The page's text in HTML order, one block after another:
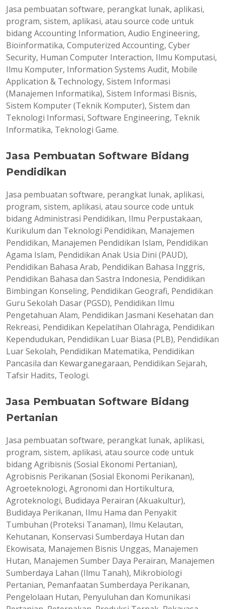
Jasa pembuatan software, perangkat lunak, aplikasi,
program, sistem, aplikasi, atau source code untuk
bidang Accounting Information, Audio Engineering,
Bioinformatika, Computerized Accounting, Cyber
Security, Human Computer Interaction, Ilmu Komputasi,
Ilmu Komputer, Information Systems Audit, Mobile
Application & Technology, Sistem Informasi
(Manajemen Informatika), Sistem Informasi Bisnis,
Sistem Komputer (Teknik Komputer), Sistem dan
Teknologi Informasi, Software Engineering, Teknik
Informatika, Teknologi Game.
Jasa Pembuatan Software Bidang
Pendidikan
Jasa pembuatan software, perangkat lunak, aplikasi,
program, sistem, aplikasi, atau source code untuk
bidang Administrasi Pendidikan, Ilmu Perpustakaan,
Kurikulum dan Teknologi Pendidikan, Manajemen
Pendidikan, Manajemen Pendidikan Islam, Pendidikan
Agama Islam, Pendidikan Anak Usia Dini (PAUD),
Pendidikan Bahasa Arab, Pendidikan Bahasa Inggris,
Pendidikan Bahasa dan Sastra Indonesia, Pendidikan
Bimbingan Konseling, Pendidikan Geografi, Pendidikan
Guru Sekolah Dasar (PGSD), Pendidikan Ilmu
Pengetahuan Alam, Pendidikan Jasmani Kesehatan dan
Rekreasi, Pendidikan Kepelatihan Olahraga, Pendidikan
Kependudukan, Pendidikan Luar Biasa (PLB), Pendidikan
Luar Sekolah, Pendidikan Matematika, Pendidikan
Pancasila dan Kewarganegaraan, Pendidikan Sejarah,
Tafsir Hadits, Teologi.
Jasa Pembuatan Software Bidang
Pertanian
Jasa pembuatan software, perangkat lunak, aplikasi,
program, sistem, aplikasi, atau source code untuk
bidang Agribisnis (Sosial Ekonomi Pertanian),
Agrobisnis Perikanan (Sosial Ekonomi Perikanan),
Agroeteknologi, Agronomi dan Hortikultura,
Agroteknologi, Budidaya Perairan (Akuakultur),
Budidaya Perikanan, Ilmu Hama dan Penyakit
Tumbuhan (Proteksi Tanaman), Ilmu Kelautan,
Kehutanan, Konservasi Sumberdaya Hutan dan
Ekowisata, Manajemen Bisnis Unggas, Manajemen
Hutan, Manajemen Sumber Daya Perairan, Manajemen
Sumberdaya Lahan (Ilmu Tanah), Mikrobiologi
Pertanian, Pemanfaatan Sumberdaya Perikanan,
Pengelolaan Hutan, Penyuluhan dan Komunikasi